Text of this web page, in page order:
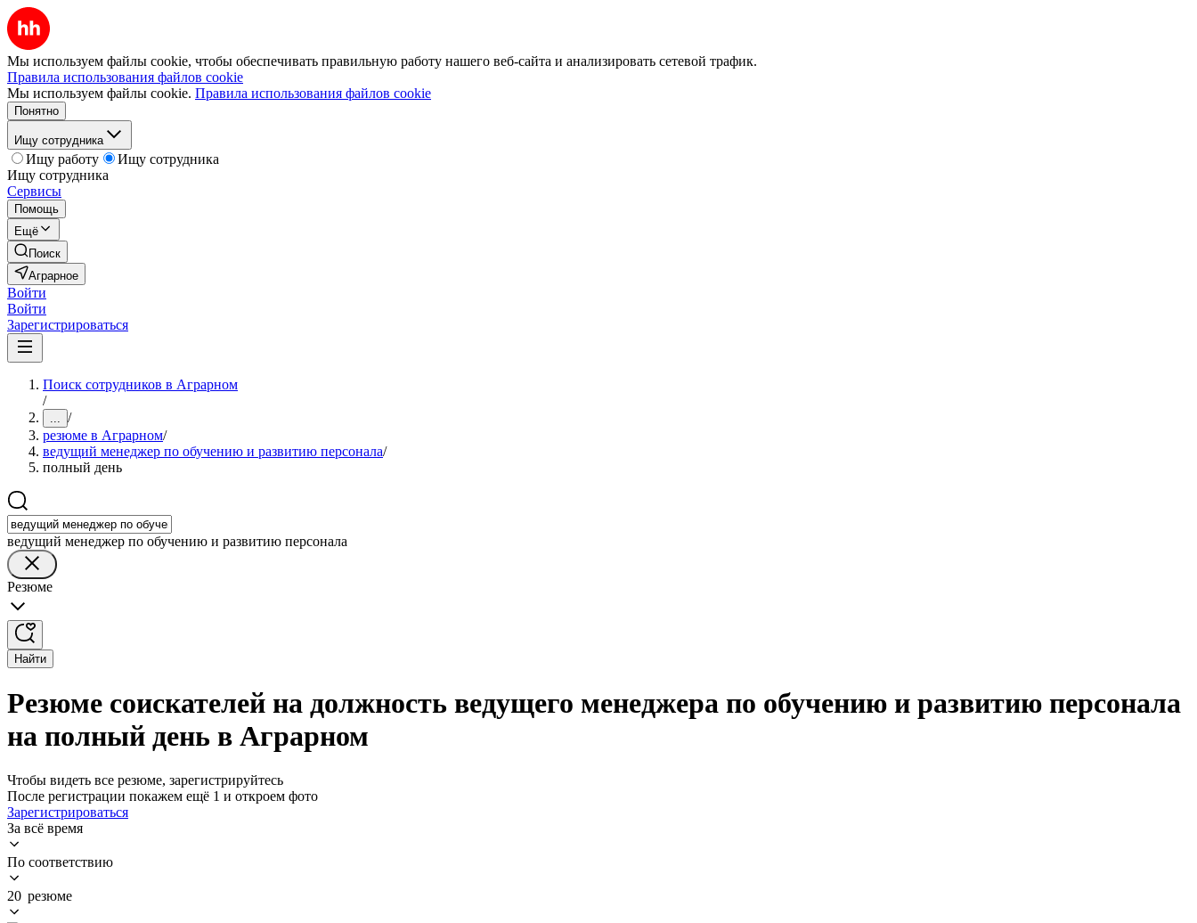
Мы используем файлы cookie, чтобы обеспечивать правильную работу нашего веб-сайта и анализировать сетевой трафик.
Правила использования файлов cookie
Мы используем файлы cookie. Правила использования файлов cookie
Понятно
Ищу сотрудника
Ищу работу
Ищу сотрудника
Ищу сотрудника
Сервисы
Помощь
Ещё
Поиск
Аграрное
Войти
Войти
Зарегистрироваться
Поиск сотрудников в Аграрном
/
... /
резюме в Аграрном/
ведущий менеджер по обучению и развитию персонала/
полный день
ведущий менеджер по обучению и развитию персонала
Резюме
Найти
Резюме соискателей на должность ведущего менеджера по обучению и развитию персонала
на полный день в Аграрном
Чтобы видеть все резюме, зарегистрируйтесь
После регистрации покажем ещё 1 и откроем фото
Зарегистрироваться
За всё время
По соответствию
20 резюме